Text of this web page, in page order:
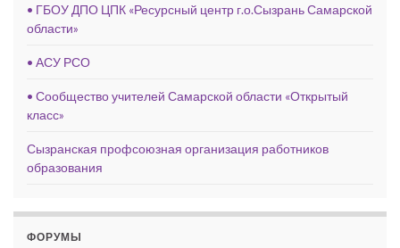
• ГБОУ ДПО ЦПК «Ресурсный центр г.о.Сызрань Самарской
области»
• АСУ РСО
• Сообщество учителей Самарской области «Открытый
класс»
Сызранская профсоюзная организация работников
образования
ФОРУМЫ